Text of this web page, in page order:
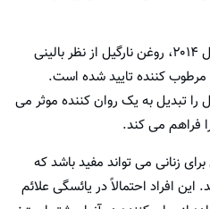
بر طبق مطالعات انجام شده در سال ۲۰۱۴، روغن نارگیل از نظر بالینی
مرطوب کننده تایید شده است.
تبدیل به یک روان کننده موثر می
فراهم می کند.
زنانی می تواند مفید باشد که
افراد احتمالاً در یائسگی علائم